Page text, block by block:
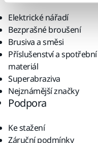
Elektrické nářadí
Bezprašné broušení
Brusiva a směsi
Příslušenství a spotřební
materiál
Superabraziva
Nejznámější značky
Podpora
Ke stažení
Záruční podmínky